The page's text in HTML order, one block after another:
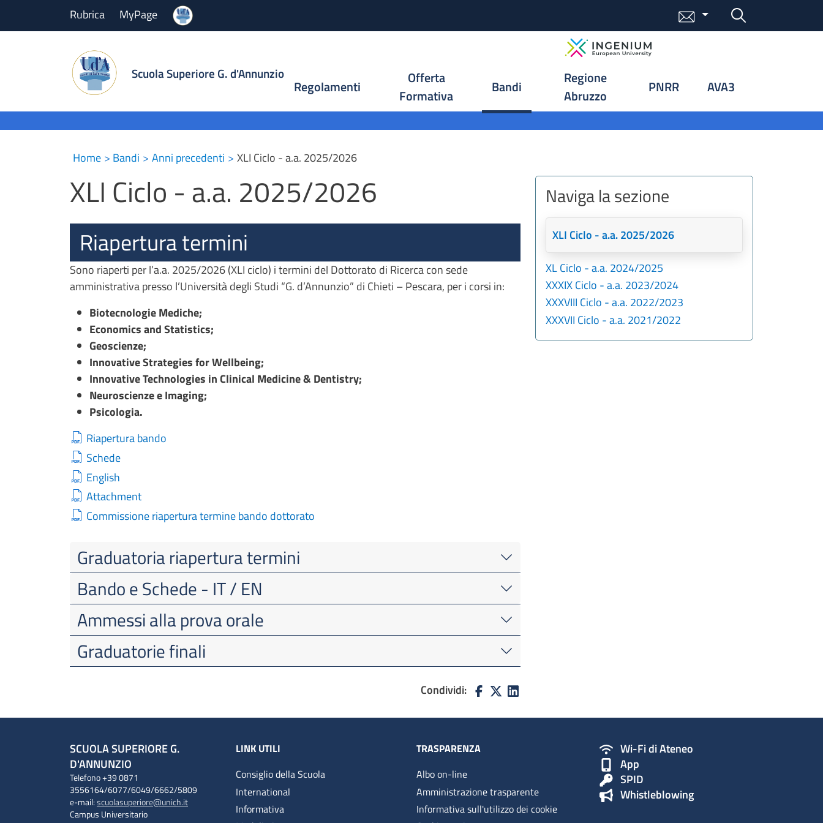
Rubrica MyPage Menu mail Bottone cerca
Scuola Superiore G. d'Annunzio
Regolamenti
Offerta
Formativa
Bandi
Regione
Abruzzo
PNRR AVA3
Home Bandi Anni precedenti XLI Ciclo - a.a. 2025/2026
XLI Ciclo - a.a. 2025/2026
Riapertura termini
Sono riaperti per l’a.a. 2025/2026 (XLI ciclo) i termini del Dottorato di Ricerca con sede
amministrativa presso l’Università degli Studi “G. d’Annunzio” di Chieti – Pescara, per i corsi in:
Biotecnologie Mediche;
Economics and Statistics;
Geoscienze;
Innovative Strategies for Wellbeing;
Innovative Technologies in Clinical Medicine & Dentistry;
Neuroscienze e Imaging;
Psicologia.
Riapertura bando
Schede
English
Attachment
Commissione riapertura termine bando dottorato
Graduatoria riapertura termini
Bando e Schede - IT / EN
Ammessi alla prova orale
Graduatorie finali
Condividi:
Naviga la sezione
XLI Ciclo - a.a. 2025/2026
XL Ciclo - a.a. 2024/2025
XXXIX Ciclo - a.a. 2023/2024
XXXVIII Ciclo - a.a. 2022/2023
XXXVII Ciclo - a.a. 2021/2022
SCUOLA SUPERIORE G.
D'ANNUNZIO
Telefono +39 0871
3556164/6077/6049/6662/5809
e-mail:scuolasuperiore@unich.it
Campus Universitario
LINK UTILI
Consiglio della Scuola
International
Informativa
TRASPARENZA
Albo on-line
Amministrazione trasparente
Informativa sull'utilizzo dei cookie
Wi-Fi di Ateneo
App
SPID
Whistleblowing